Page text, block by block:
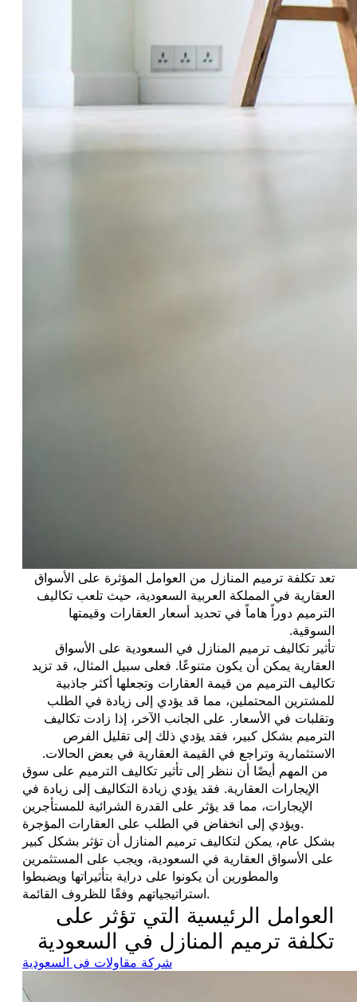
تعد تكلفة ترميم المنازل من العوامل المؤثرة على الأسواق
العقارية في المملكة العربية السعودية، حيث تلعب تكاليف
الترميم دوراً هاماً في تحديد أسعار العقارات وقيمتها
السوقية.
تأثير تكاليف ترميم المنازل في السعودية على الأسواق
العقارية يمكن أن يكون متنوعًا. فعلى سبيل المثال، قد تزيد
تكاليف الترميم من قيمة العقارات وتجعلها أكثر جاذبية
للمشترين المحتملين، مما قد يؤدي إلى زيادة في الطلب
وتقلبات في الأسعار. على الجانب الآخر، إذا زادت تكاليف
الترميم بشكل كبير، فقد يؤدي ذلك إلى تقليل الفرص
الاستثمارية وتراجع في القيمة العقارية في بعض الحالات.
من المهم أيضًا أن ننظر إلى تأثير تكاليف الترميم على سوق
الإيجارات العقارية. فقد يؤدي زيادة التكاليف إلى زيادة في
الإيجارات، مما قد يؤثر على القدرة الشرائية للمستأجرين
ويؤدي إلى انخفاض في الطلب على العقارات المؤجرة.
بشكل عام، يمكن لتكاليف ترميم المنازل أن تؤثر بشكل كبير
على الأسواق العقارية في السعودية، ويجب على المستثمرين
والمطورين أن يكونوا على دراية بتأثيراتها ويضبطوا
استراتيجياتهم وفقًا للظروف القائمة.
العوامل الرئيسية التي تؤثر على
تكلفة ترميم المنازل في السعودية
شركة مقاولات فى السعودية